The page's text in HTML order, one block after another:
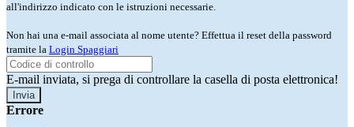
all'indirizzo indicato con le istruzioni necessarie.
Non hai una e-mail associata al nome utente? Effettua il reset della password
tramite la Login Spaggiari
E-mail inviata, si prega di controllare la casella di posta elettronica!
Errore